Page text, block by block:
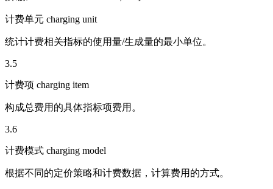
计费单元 charging unit
统计计费相关指标的使用量/生成量的最小单位。
3.5
计费项 charging item
构成总费用的具体指标项费用。
3.6
计费模式 charging model
根据不同的定价策略和计费数据，计算费用的方式。